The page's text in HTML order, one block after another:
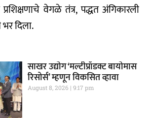
प्रशिक्षणाचे वेगळे तंत्र, पद्धत अंगिकारली
भर दिला.
साखर उद्योग ‘मल्टीप्रॉडक्ट बायोमास
रिसोर्स’ म्हणून विकसित व्हावा
August 8, 2026 9:17 pm